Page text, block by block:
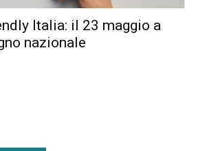
Italia: il 23 maggio a
nazionale